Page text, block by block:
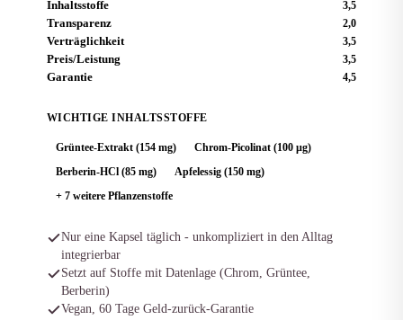
Inhaltsstoffe 3,5
Transparenz 2,0
Verträglichkeit 3,5
Preis/Leistung 3,5
Garantie 4,5
WICHTIGE INHALTSSTOFFE
Grüntee-Extrakt (154 mg)
Chrom-Picolinat (100 µg)
Berberin-HCl (85 mg)
Apfelessig (150 mg)
+ 7 weitere Pflanzenstoffe
Nur eine Kapsel täglich - unkompliziert in den Alltag
integrierbar
Setzt auf Stoffe mit Datenlage (Chrom, Grüntee,
Berberin)
Vegan, 60 Tage Geld-zurück-Garantie